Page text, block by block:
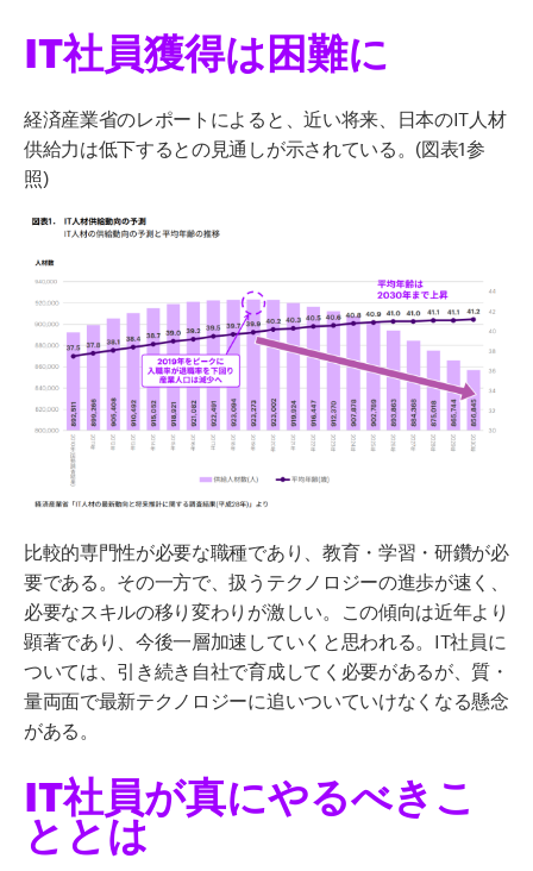
IT社員獲得は困難に
経済産業省のレポートによると、近い将来、日本のIT人材
供給力は低下するとの見通しが示されている。(図表1参
照)
比較的専門性が必要な職種であり、教育・学習・研鑽が必
要である。その一方で、扱うテクノロジーの進歩が速く、
必要なスキルの移り変わりが激しい。この傾向は近年より
顕著であり、今後一層加速していくと思われる。IT社員に
ついては、引き続き自社で育成してく必要があるが、質・
量両面で最新テクノロジーに追いついていけなくなる懸念
がある。
IT社員が真にやるべきこ
ととは